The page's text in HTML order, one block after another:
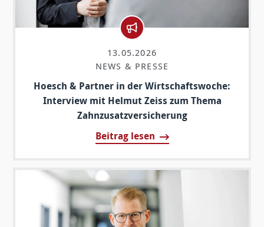
13.05.2026
NEWS & PRESSE
Hoesch & Partner in der Wirtschaftswoche:
Interview mit Helmut Zeiss zum Thema
Zahnzusatzversicherung
Beitrag lesen